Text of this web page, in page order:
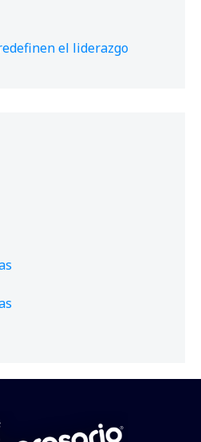
el liderazgo